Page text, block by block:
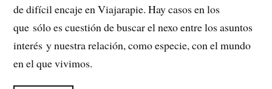
de difícil encaje en Viajarapie. Hay casos en los
que sólo es cuestión de buscar el nexo entre los asuntos
interés y nuestra relación, como especie, con el mundo
en el que vivimos.